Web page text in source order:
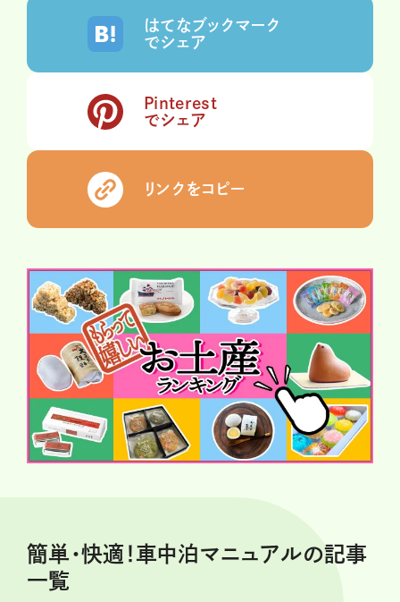
はてなブックマーク
でシェア
Pinterest
でシェア
リンクをコピー
簡単・快適！車中泊マニュアルの記事
一覧